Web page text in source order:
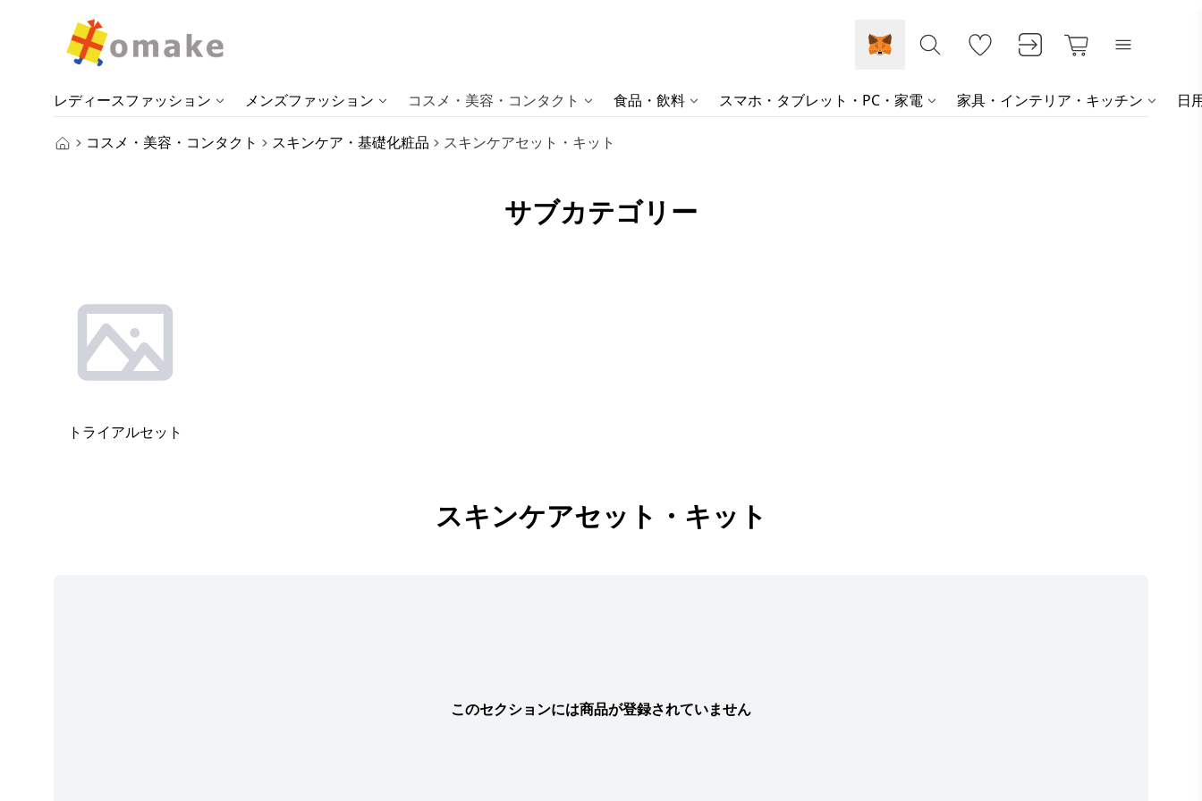
レディースファッション メンズファッション コスメ・美容・コンタクト 食品・飲料 スマホ・タブレット・PC・家電 家具・インテリア・キッチン 日
コスメ・美容・コンタクト スキンケア・基礎化粧品 スキンケアセット・キット
サブカテゴリー
トライアルセット
スキンケアセット・キット
このセクションには商品が登録されていません